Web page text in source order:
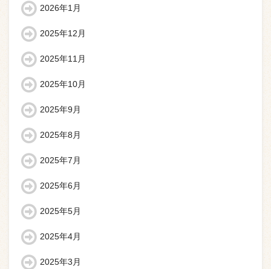
2026年1月
2025年12月
2025年11月
2025年10月
2025年9月
2025年8月
2025年7月
2025年6月
2025年5月
2025年4月
2025年3月